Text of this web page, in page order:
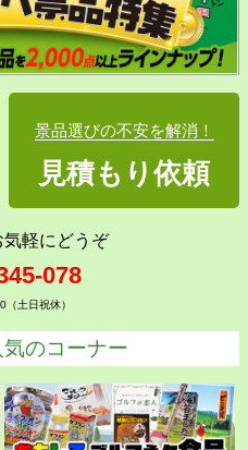
景品選びの不安を解消！
見積もり依頼
軽にどうぞ
078
土日祝休）
のコーナー